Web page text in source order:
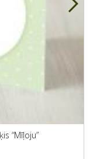
“Mīļoju”